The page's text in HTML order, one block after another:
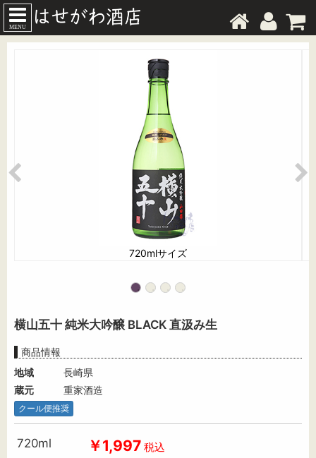
MENU
720mlサイズ
横山五十 純米大吟醸 BLACK 直汲み生
商品情報
地域
長崎県
蔵元
重家酒造
クール便推奨
720ml ￥1,997 税込